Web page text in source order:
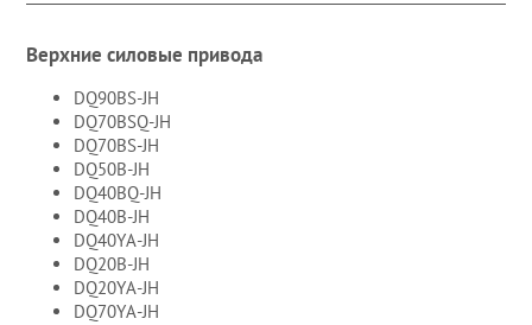
Верхние силовые привода
DQ90BS-JH
DQ70BSQ-JH
DQ70BS-JH
DQ50B-JH
DQ40BQ-JH
DQ40B-JH
DQ40YA-JH
DQ20B-JH
DQ20YA-JH
DQ70YA-JH